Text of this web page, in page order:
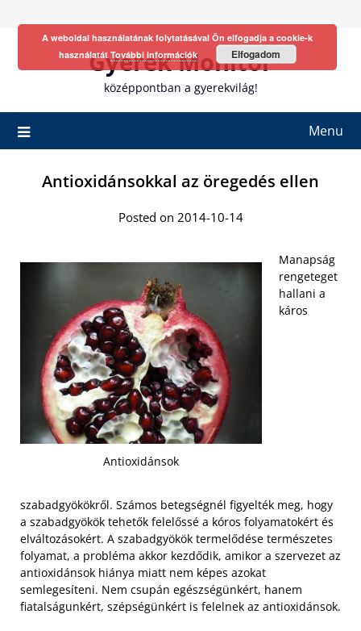
Gyerek Monitor
középpontban a gyerekvilág!
Menu
Antioxidánsokkal az öregedés ellen
Posted on 2014-10-14
Antioxidánsok
Manapság
rengeteget
hallani a
káros
szabadgyökökről. Számos betegségnél figyelték meg, hogy
a szabadgyökök tehetők felelőssé a kóros folyamatokért és
elváltozásokért. A szabadgyökök termelődése természetes
folyamat, a probléma akkor kezdődik, amikor a szervezet az
antioxidánsok hiánya miatt nem képes azokat
semlegesíteni. Nem csupán egészségünkért, hanem
fiatalságunkért, szépségünkért is felelnek az antioxidánsok.
A weboldal használatának folytatásával Ön elfogadja a cookie-k
használatát További információk Elfogadom